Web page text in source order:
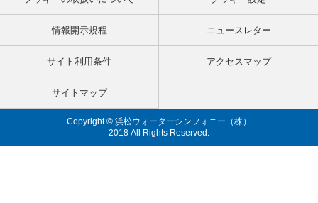
情報開示規程 ニュースレター
サイト利用条件 アクセスマップ
サイトマップ
Copyright © 浜松ウォーターシンフォニー（株）
2018 All Rights Reserved.